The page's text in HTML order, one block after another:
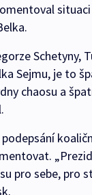
Schetyny,
Sejmu, je to
chaosu a
pro sebe, pro